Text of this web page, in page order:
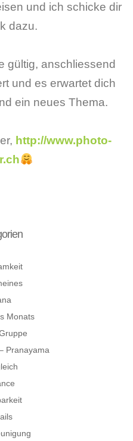
und ich schicke dir
dazu.
gültig, anschliessend
und es erwartet dich
ein neues Thema.
http://www.photo-
Monats
Pranayama